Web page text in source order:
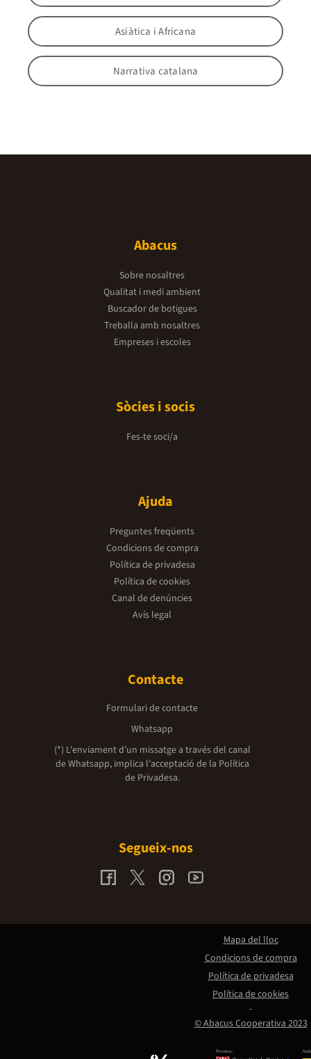
Asiàtica i Africana
Narrativa catalana
Abacus
Sobre nosaltres
Qualitat i medi ambient
Buscador de botigues
Treballa amb nosaltres
Empreses i escoles
Sòcies i socis
Fes-te soci/a
Ajuda
Preguntes freqüents
Condicions de compra
Política de privadesa
Política de cookies
Canal de denúncies
Avís legal
Contacte
Formulari de contacte
Whatsapp
(*) L'enviament d’un missatge a través del canal
de Whatsapp, implica l'acceptació de la Política
de Privadesa.
Segueix-nos
Promou:
© Abacus Cooperativa 2023
Mapa del lloc
Condicions de compra
Política de privadesa
Política de cookies